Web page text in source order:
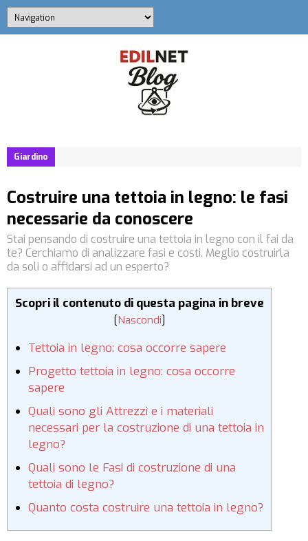
Giardino
Costruire una tettoia in legno: le fasi
necessarie da conoscere
Stai pensando di costruire una tettoia in legno con il fai da
te? Cerchiamo di analizzare fasi e costi. Meglio costruirla
da soli o affidarsi ad un esperto?
Scopri il contenuto di questa pagina in breve
[Nascondi]
Tettoia in legno: cosa occorre sapere
Progetto tettoia in legno: cosa occorre
sapere
Quali sono gli Attrezzi e i materiali
necessari per la costruzione di una tettoia in
legno?
Quali sono le Fasi di costruzione di una
tettoia di legno?
Quanto costa costruire una tettoia in legno?